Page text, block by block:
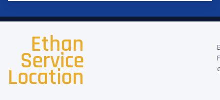
Ethan
Service
Location